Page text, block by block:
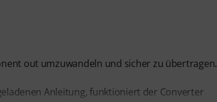
out umzuwandeln und sicher zu übertragen.
Anleitung, funktioniert der Converter